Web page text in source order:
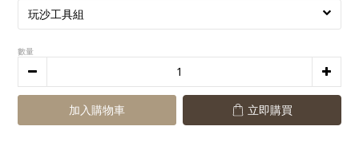
數量
加入購物車 立即購買